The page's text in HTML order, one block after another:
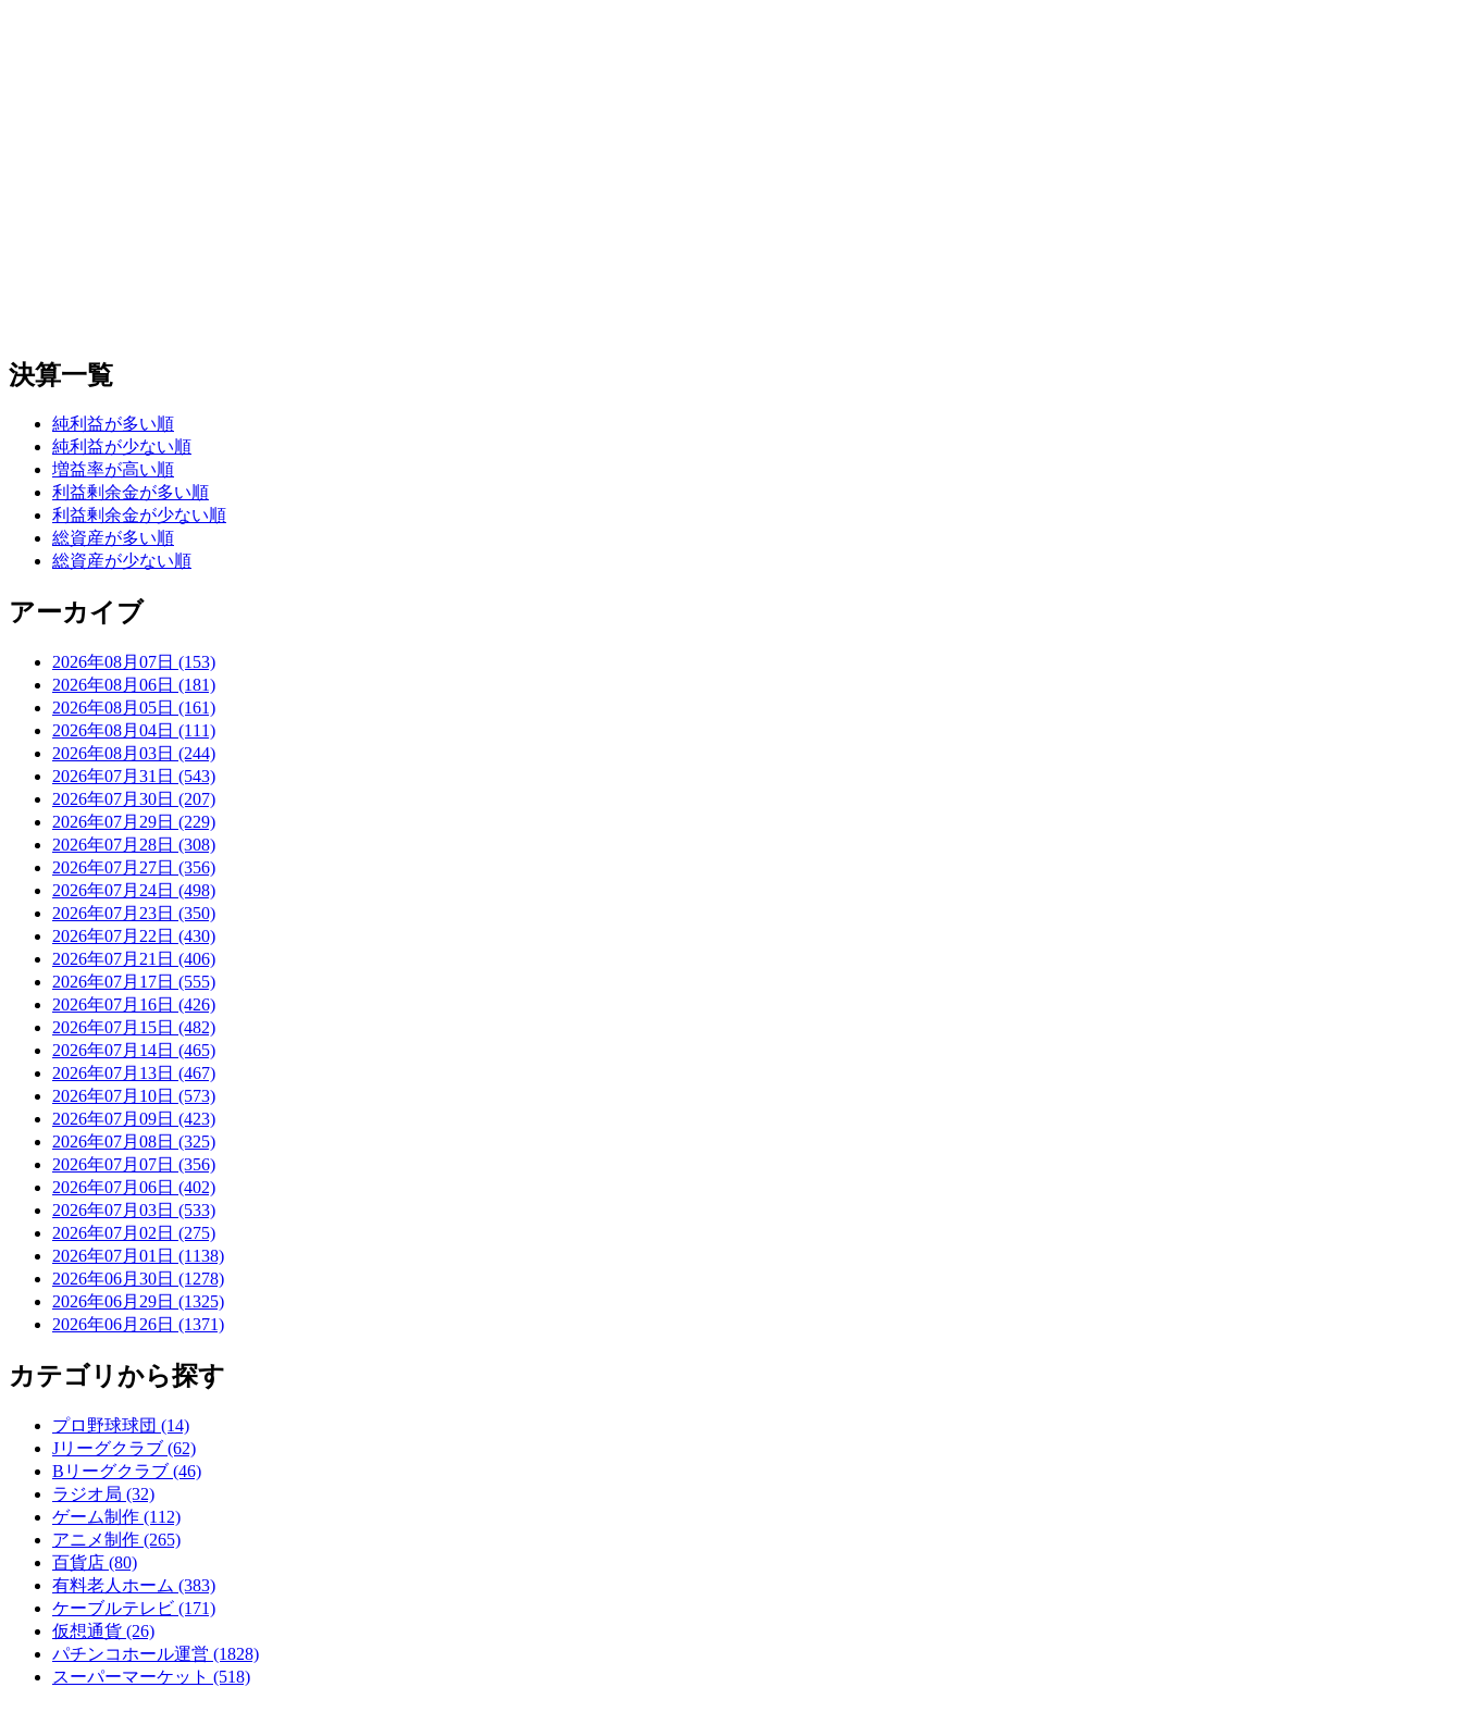
決算一覧
純利益が多い順
純利益が少ない順
増益率が高い順
利益剰余金が多い順
利益剰余金が少ない順
総資産が多い順
総資産が少ない順
アーカイブ
2026年08月07日 (153)
2026年08月06日 (181)
2026年08月05日 (161)
2026年08月04日 (111)
2026年08月03日 (244)
2026年07月31日 (543)
2026年07月30日 (207)
2026年07月29日 (229)
2026年07月28日 (308)
2026年07月27日 (356)
2026年07月24日 (498)
2026年07月23日 (350)
2026年07月22日 (430)
2026年07月21日 (406)
2026年07月17日 (555)
2026年07月16日 (426)
2026年07月15日 (482)
2026年07月14日 (465)
2026年07月13日 (467)
2026年07月10日 (573)
2026年07月09日 (423)
2026年07月08日 (325)
2026年07月07日 (356)
2026年07月06日 (402)
2026年07月03日 (533)
2026年07月02日 (275)
2026年07月01日 (1138)
2026年06月30日 (1278)
2026年06月29日 (1325)
2026年06月26日 (1371)
カテゴリから探す
プロ野球球団 (14)
Jリーグクラブ (62)
Bリーグクラブ (46)
ラジオ局 (32)
ゲーム制作 (112)
アニメ制作 (265)
百貨店 (80)
有料老人ホーム (383)
ケーブルテレビ (171)
仮想通貨 (26)
パチンコホール運営 (1828)
スーパーマーケット (518)